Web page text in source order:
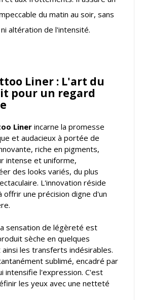
du matin au soir, sans
altération de l'intensité.
Liner : L'art du
pour un regard
Liner incarne la promesse
et audacieux à portée de
riche en pigments,
intense et uniforme,
des looks variés, du plus
L'innovation réside
offrir une précision digne d'un
sensation de légèreté est
sèche en quelques
les transferts indésirables.
sublimé, encadré par
intensifie l'expression. C'est
les yeux avec une netteté